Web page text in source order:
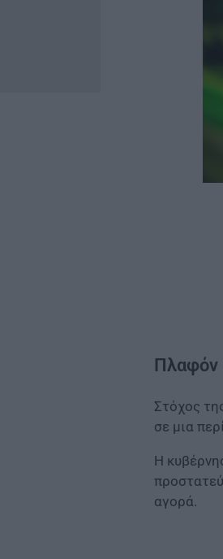
Πλαφόν
Στόχος
σε μια
Η
αγορά.